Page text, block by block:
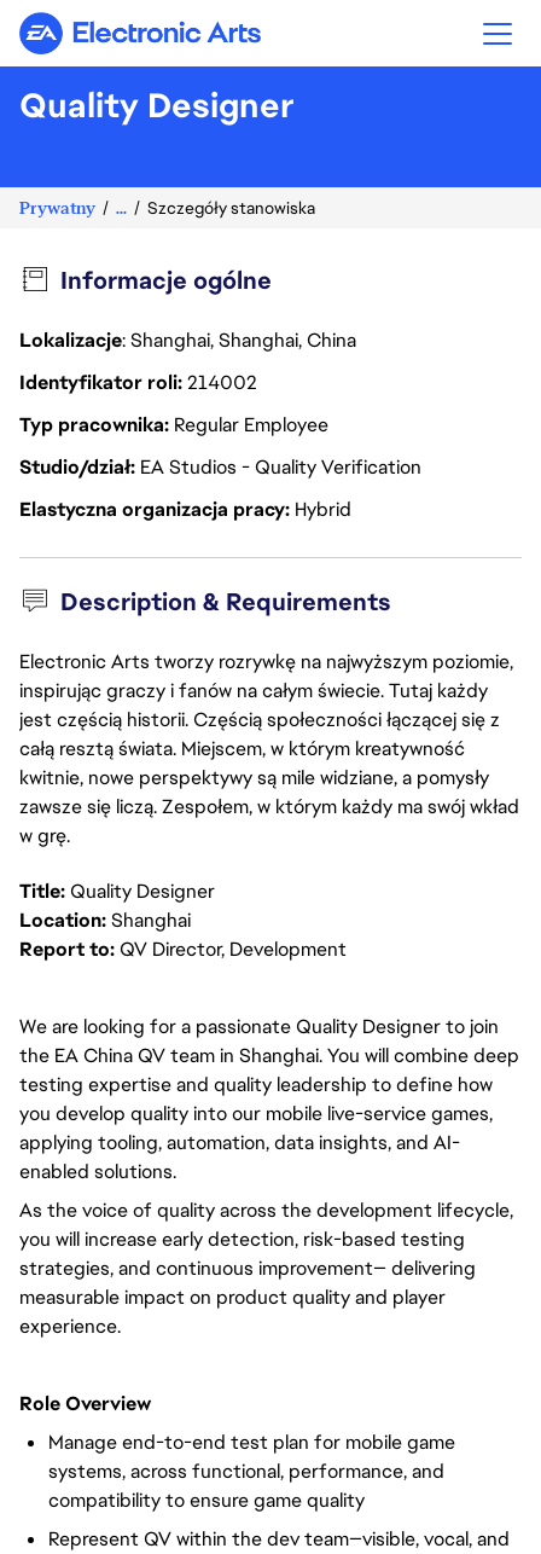
Electronic Arts
Quality Designer
Prywatny ... Szczegóły stanowiska
Informacje ogólne
Lokalizacje: Shanghai, Shanghai, China
Identyfikator roli214002
Typ pracownika Regular Employee
Studio/dział EA Studios - Quality Verification
Elastyczna organizacja pracy Hybrid
Description & Requirements
Electronic Arts tworzy rozrywkę na najwyższym poziomie,
inspirując graczy i fanów na całym świecie. Tutaj każdy
jest częścią historii. Częścią społeczności łączącej się z
całą resztą świata. Miejscem, w którym kreatywność
kwitnie, nowe perspektywy są mile widziane, a pomysły
zawsze się liczą. Zespołem, w którym każdy ma swój wkład
w grę.
Title:Quality Designer
Location:Shanghai
Report to:QV Director, Development
We are looking for a passionate Quality Designer to join
the EA China QV team in Shanghai. You will combine deep
testing expertise and quality leadership to define how
you develop quality into our mobile live-service games,
applying tooling, automation, data insights, and AI-
enabled solutions.
As the voice of quality across the development lifecycle,
you will increase early detection, risk-based testing
strategies, and continuous improvement— delivering
measurable impact on product quality and player
experience.
Role Overview
Manage end-to-end test plan for mobile game
systems, across functional, performance, and
compatibility to ensure game quality
Represent QV within the dev team—visible, vocal, and